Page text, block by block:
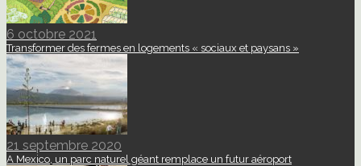
6 octobre 2021
Transformer des fermes en logements « sociaux et paysans »
21 septembre 2020
A Mexico, un parc naturel géant remplace un futur aéroport